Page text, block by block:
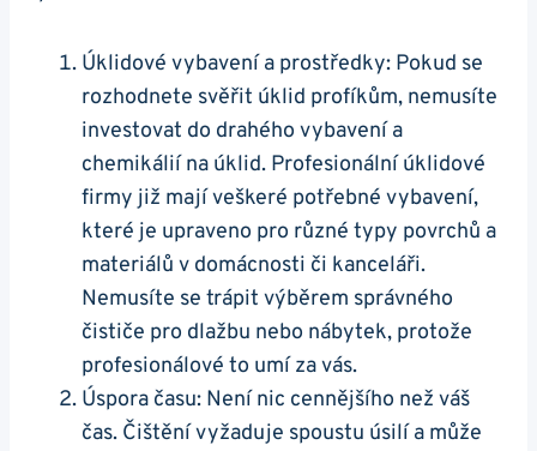
Úklidové vybavení a prostředky: Pokud se
rozhodnete svěřit úklid profíkům, nemusíte
investovat do drahého vybavení a
chemikálií na úklid. Profesionální úklidové
firmy již mají veškeré potřebné vybavení,
které je upraveno pro různé typy povrchů a
materiálů v domácnosti či kanceláři.
Nemusíte se trápit výběrem správného
čističe pro dlažbu nebo nábytek, protože
profesionálové to umí za vás.
Úspora času: Není nic cennějšího než váš
čas. Čištění vyžaduje spoustu úsilí a může